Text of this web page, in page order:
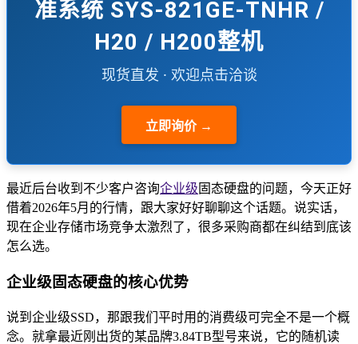
准系统 SYS-821GE-TNHR /
H20 / H200整机
现货直发 · 欢迎点击洽谈
立即询价 →
最近后台收到不少客户咨询企业级 固态硬盘的问题，今天正好
借着2026年5月的行情，跟大家好好聊聊这个话题。说实话，
现在企业存储市场竞争太激烈了，很多采购商都在纠结到底该
怎么选。
企业级固态硬盘的核心优势
说到企业级SSD，那跟我们平时用的消费级可完全不是一个概
念。就拿最近刚出货的某品牌3.84TB型号来说，它的随机读